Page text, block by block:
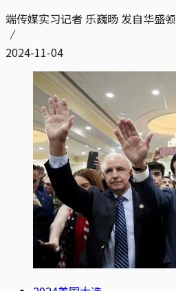
端传媒实习记者 乐巍旸 发自华盛顿
2024-11-04